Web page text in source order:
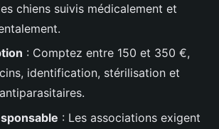
chiens suivis médicalement et
: Comptez entre 150 et 350 €,
identification, stérilisation et
: Les associations exigent